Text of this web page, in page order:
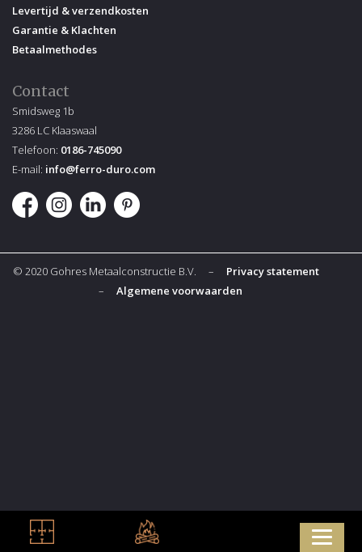
Levertijd & verzendkosten
Garantie & Klachten
Betaalmethodes
Contact
Smidsweg 1b
3286 LC Klaaswaal
Telefoon: 0186-745090
E-mail: info@ferro-duro.com
© 2020 Gohres Metaalconstructie B.V. – Privacy statement
–Algemene voorwaarden